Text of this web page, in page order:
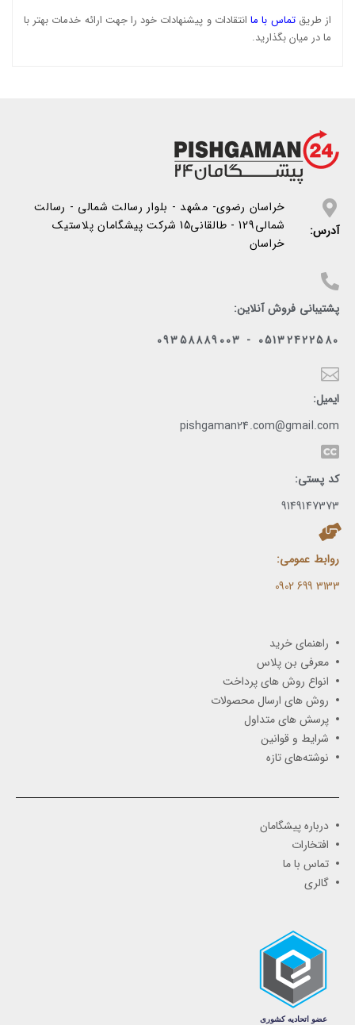
از طریقتماس با ما انتقادات و پیشنهادات خود را جهت ارائه خدمات بهتر با
ما در میان بگذارید.
آدرس:
خراسان رضوی- مشهد - بلوار رسالت شمالی - رسالت
شمالی129 - طالقانی15 شرکت پیشگامان پلاستیک
خراسان
پشتیبانی فروش آنلاین:
05132422580 - 09358889003
ایمیل:
pishgaman24.com@gmail.com
کد پستی:
9149147373
روابط عمومی:
3133 699 0902​
راهنمای خرید
معرفی بن پلاس
انواع روش های پرداخت
روش های ارسال محصولات
پرسش های متداول
شرایط و قوانین
نوشته‌های تازه
درباره پیشگامان
افتخارات
تماس با ما
گالری